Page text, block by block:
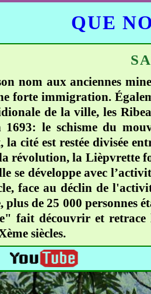
QUE
nom aux anciennes
forte immigration.
de la ville, les
le schisme du
la cité est restée divisée
révolution, la Lièpvrette
se développe avec
face au déclin de
plus de 25 000 personnes
fait découvrir et retrace
siècles.